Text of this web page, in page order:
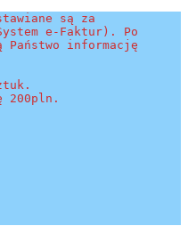
są za
e-Faktur). Po
informację
200pln.